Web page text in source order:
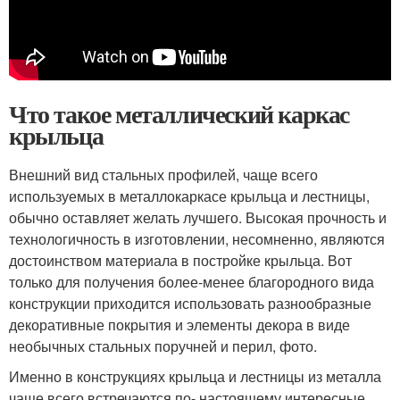
Что такое металлический каркас
крыльца
Внешний вид стальных профилей, чаще всего
используемых в металлокаркасе крыльца и лестницы,
обычно оставляет желать лучшего. Высокая прочность и
технологичность в изготовлении, несомненно, являются
достоинством материала в постройке крыльца. Вот
только для получения более-менее благородного вида
конструкции приходится использовать разнообразные
декоративные покрытия и элементы декора в виде
необычных стальных поручней и перил, фото.
Именно в конструкциях крыльца и лестницы из металла